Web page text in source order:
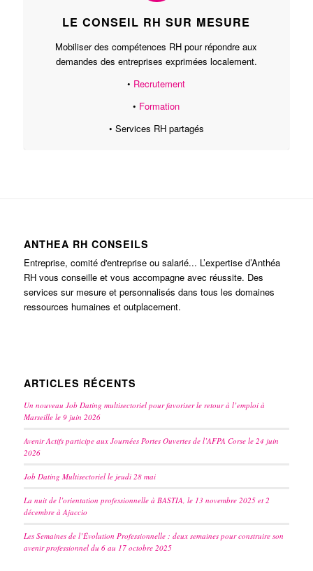
LE CONSEIL RH SUR MESURE
Mobiliser des compétences RH pour répondre aux
demandes des entreprises exprimées localement.
• Recrutement
• Formation
• Services RH partagés
ANTHEA RH CONSEILS
Entreprise, comité d'entreprise ou salarié... L’expertise d’Anthéa
RH vous conseille et vous accompagne avec réussite. Des
services sur mesure et personnalisés dans tous les domaines
ressources humaines et outplacement.
ARTICLES RÉCENTS
Un nouveau Job Dating multisectoriel pour favoriser le retour à l’emploi à
Marseille le 9 juin 2026
Avenir Actifs participe aux Journées Portes Ouvertes de l’AFPA Corse le 24 juin
2026
Job Dating Multisectoriel le jeudi 28 mai
La nuit de l’orientation professionnelle à BASTIA, le 13 novembre 2025 et 2
décembre à Ajaccio
Les Semaines de l’Évolution Professionnelle : deux semaines pour construire son
avenir professionnel du 6 au 17 octobre 2025